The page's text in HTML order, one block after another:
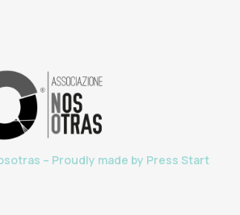
– Proudly made by Press Start